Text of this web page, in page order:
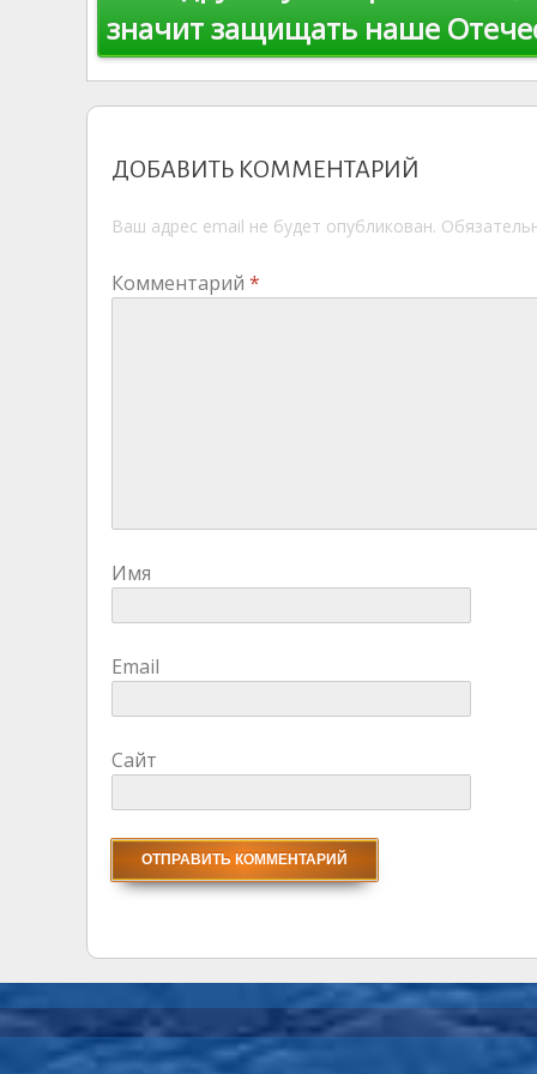
ki
записям
значит защищать наше
ДОБАВИТЬ КОММЕНТАРИЙ
Ваш адрес email не будет опубликован.
Комментарий *
Имя
Email
Сайт